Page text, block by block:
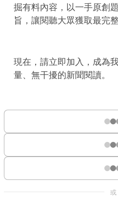
掘有料內容，以一手原創
旨，讓閱聽大眾獲取最完整
現在，請立即加入，成為
量、無干擾的新聞閱讀。
或